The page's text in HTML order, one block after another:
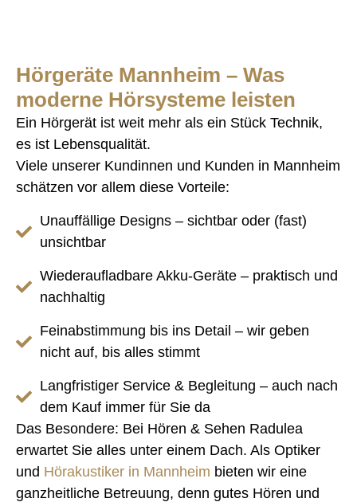
Hörgeräte Mannheim – Was
moderne Hörsysteme leisten
Ein Hörgerät ist weit mehr als ein Stück Technik,
es ist Lebensqualität.
Viele unserer Kundinnen und Kunden in Mannheim
schätzen vor allem diese Vorteile:
Unauffällige Designs – sichtbar oder (fast)
unsichtbar
Wiederaufladbare Akku-Geräte – praktisch und
nachhaltig
Feinabstimmung bis ins Detail – wir geben
nicht auf, bis alles stimmt
Langfristiger Service & Begleitung – auch nach
dem Kauf immer für Sie da
Das Besondere: Bei Hören & Sehen Radulea
erwartet Sie alles unter einem Dach. Als Optiker
und Hörakustiker in Mannheim bieten wir eine
ganzheitliche Betreuung, denn gutes Hören und